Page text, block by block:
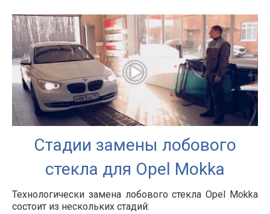
Стадии замены лобового
стекла для Opel Mokka
Технологически замена лобового стекла Opel Mokka
состоит из нескольких стадий: